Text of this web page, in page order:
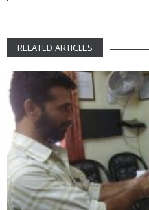
RELATED ARTICLES